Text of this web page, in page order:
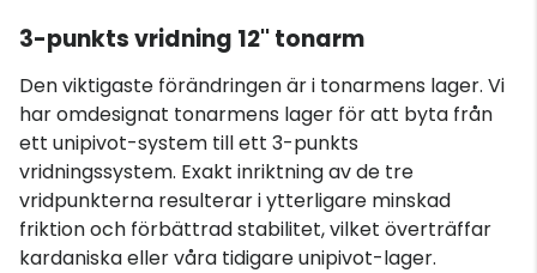
3-punkts vridning 12'' tonarm
Den viktigaste förändringen är i tonarmens lager. Vi
har omdesignat tonarmens lager för att byta från
ett unipivot-system till ett 3-punkts
vridningssystem. Exakt inriktning av de tre
vridpunkterna resulterar i ytterligare minskad
friktion och förbättrad stabilitet, vilket överträffar
kardaniska eller våra tidigare unipivot-lager.